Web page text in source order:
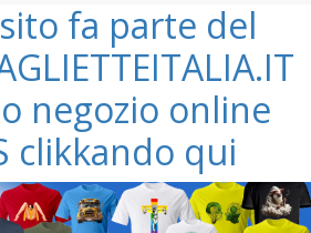
fa parte del
negozio online
clikkando qui